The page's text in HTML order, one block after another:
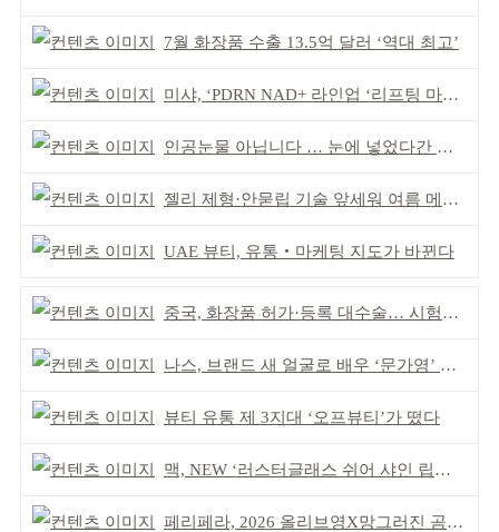
7월 화장품 수출 13.5억 달러 ‘역대 최고’
미샤, ‘PDRN NAD+ 라인업 ‘리프팅 마스크’ 출시
인공눈물 아닙니다 … 눈에 넣었다간 각막 손상
젤리 제형·안묻립 기술 앞세워 여름 메이크업 시장 공략
UAE 뷰티, 유통‧마케팅 지도가 바뀐다
중국, 화장품 허가·등록 대수술… 시험자료 공용 허용
나스, 브랜드 새 얼굴로 배우 ‘문가영’ 발탁
뷰티 유통 제 3지대 ‘오프뷰티’가 떴다
맥, NEW ‘러스터글래스 쉬어 샤인 립스틱’ 출시
페리페라, 2026 올리브영X망그러진 곰 콜라보